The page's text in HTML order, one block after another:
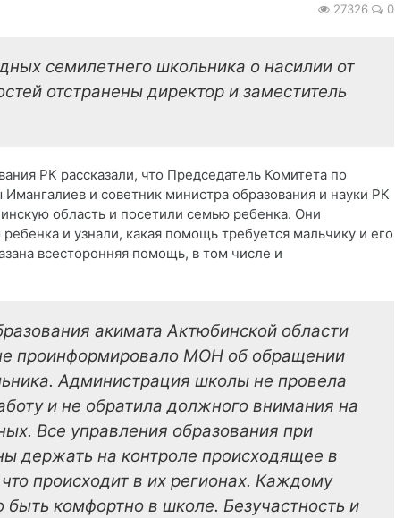
27326 0
семилетнего школьника о насилии от
отстранены директор и заместитель
РК рассказали, что Председатель Комитета по
Имангалиев и советник министра образования и науки РК
область и посетили семью ребенка. Они
и узнали, какая помощь требуется мальчику и его
всесторонняя помощь, в том числе и
акимата Актюбинской области
проинформировало МОН об обращении
Администрация школы не провела
и не обратила должного внимания на
Все управления образования при
держать на контроле происходящее в
происходит в их регионах. Каждому
комфортно в школе. Безучастность и